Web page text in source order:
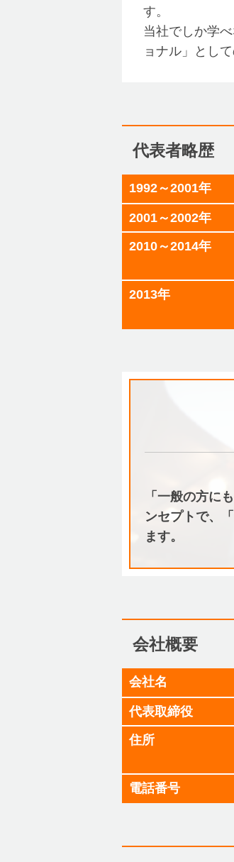
す。
当社でしか学
ョナル」とし
代表者略歴
1992～2001年
2001～2002年
2010～2014年
2013年
「一般の方に
ンセプトで、
ます。
会社概要
会社名
代表取締役
住所
電話番号